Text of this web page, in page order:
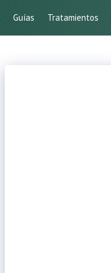
Guías Tratamientos